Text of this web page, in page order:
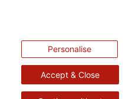
Personalise
Accept & Close